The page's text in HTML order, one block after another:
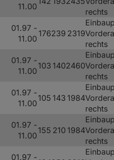
11.00
rechts
01.97 -
11.00
176239 2319
rechts
01.97 -
11.00
103 1402460
rechts
01.97 -
11.00
105 143 1984
rechts
01.97 -
11.00
155 210 1984
rechts
01.97 -